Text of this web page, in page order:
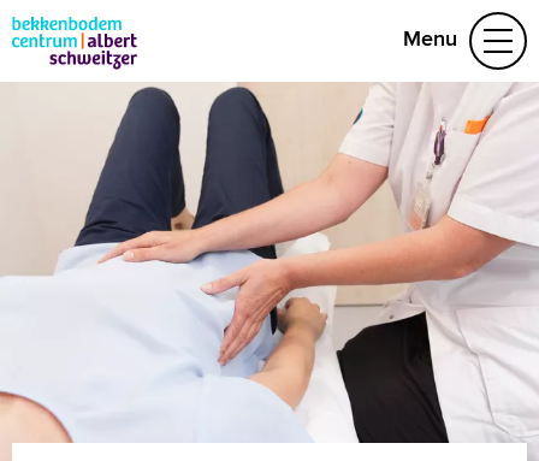
Menu
Aandoeningen
Behandelteam
Folders
Vragen
Afspraak maken
(078) 654 29 53
Naar home asz.nl
MijnASz